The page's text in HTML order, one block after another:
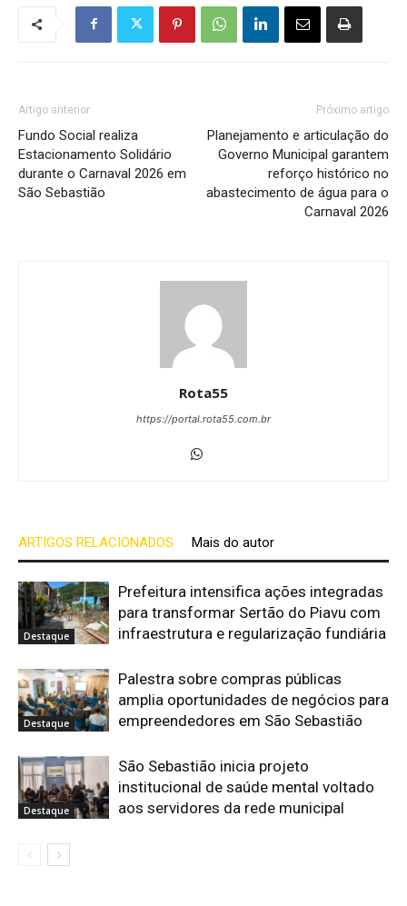
Artigo anterior
Fundo Social realiza
Estacionamento Solidário
durante o Carnaval 2026 em
São Sebastião
Próximo artigo
Planejamento e articulação do
Governo Municipal garantem
reforço histórico no
abastecimento de água para o
Carnaval 2026
Rota55
https://portal.rota55.com.br
ARTIGOS RELACIONADOS Mais do autor
Destaque
Prefeitura intensifica ações integradas
para transformar Sertão do Piavu com
infraestrutura e regularização fundiária
Destaque
Palestra sobre compras públicas
amplia oportunidades de negócios para
empreendedores em São Sebastião
Destaque
São Sebastião inicia projeto
institucional de saúde mental voltado
aos servidores da rede municipal